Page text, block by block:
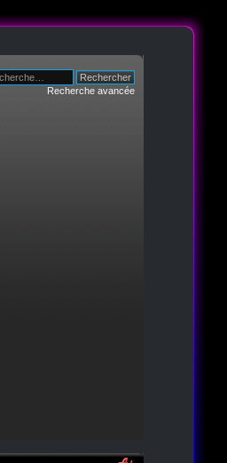
Recherche avancée